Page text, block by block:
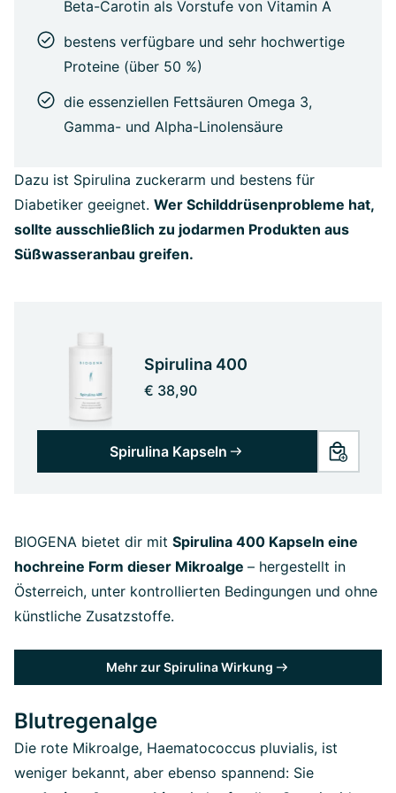
Beta-Carotin als Vorstufe von Vitamin A
bestens verfügbare und sehr hochwertige
Proteine (über 50 %)
die essenziellen Fettsäuren Omega 3,
Gamma- und Alpha-Linolensäure
Dazu ist Spirulina zuckerarm und bestens für
Diabetiker geeignet. Wer Schilddrüsenprobleme hat,
sollte ausschließlich zu jodarmen Produkten aus
Süßwasseranbau greifen.
Spirulina 400
€ 38,90
Spirulina Kapseln
BIOGENA bietet dir mit Spirulina 400 Kapseln eine
hochreine Form dieser Mikroalge – hergestellt in
Österreich, unter kontrollierten Bedingungen und ohne
künstliche Zusatzstoffe.
Mehr zur Spirulina Wirkung
Blutregenalge
Die rote Mikroalge, Haematococcus pluvialis, ist
weniger bekannt, aber ebenso spannend: Sie